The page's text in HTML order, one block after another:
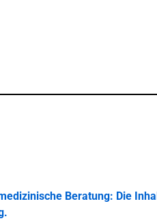
Beratung: Die